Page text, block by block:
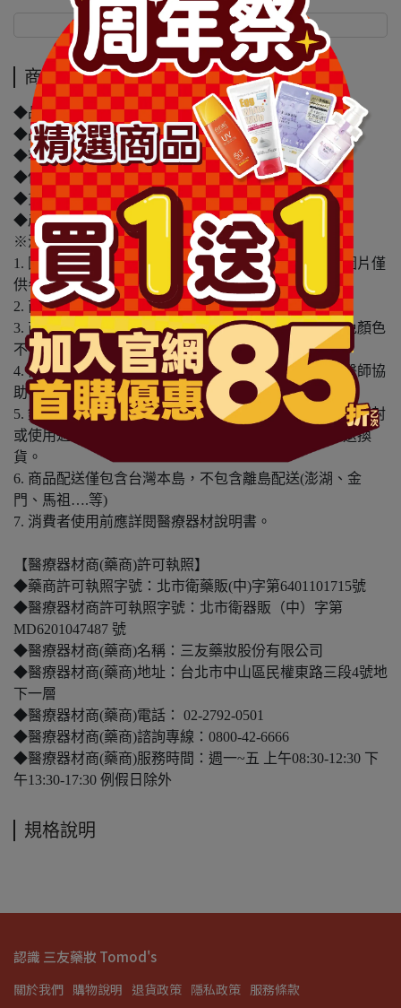
商品介紹 規格說明
商品介紹
◆品牌名稱：嬌生
◆品名：嬌生嬰兒溫和潤膚乳500ml
◆容量/規格：500ml
◆保存期限(天)：1095天
◆貨源：公司貨
◆產地：馬來西亞
※溫馨提醒：
1. 因電腦螢幕設定及個人觀感之差異，本賣場之商品圖片僅
供參考，依實際收到商品為準。
2. 商品包裝會有新舊轉換期，依實際收到商品為準。
3. 商品下訂前，建議實際試色、試用後再行購買，避免顏色
不符或肌膚不適等症狀。
4. 商品使用後若出現不適或非預期反應，請尋求專業醫師協
助。
5. 鑑賞期非試用期，本產品屬於私人消耗性產品，如已拆封
或使用過、無法恢復原狀、商品外盒損壞恕無法辦理退換
貨。
6. 商品配送僅包含台灣本島，不包含離島配送(澎湖、金
門、馬祖….等)
7. 消費者使用前應詳閱醫療器材說明書。
【醫療器材商(藥商)許可執照】
◆藥商許可執照字號：北市衛藥販(中)字第6401101715號
◆醫療器材商許可執照字號：北市衛器販（中）字第
MD6201047487 號
◆醫療器材商(藥商)名稱：三友藥妝股份有限公司
◆醫療器材商(藥商)地址：台北市中山區民權東路三段4號地
下一層
◆醫療器材商(藥商)電話： 02-2792-0501
◆醫療器材商(藥商)諮詢專線：0800-42-6666
◆醫療器材商(藥商)服務時間：週一~五 上午08:30-12:30 下
午13:30-17:30 例假日除外
規格說明
認識 三友藥妝 Tomod's
關於我們 購物說明 退貨政策 隱私政策 服務條款